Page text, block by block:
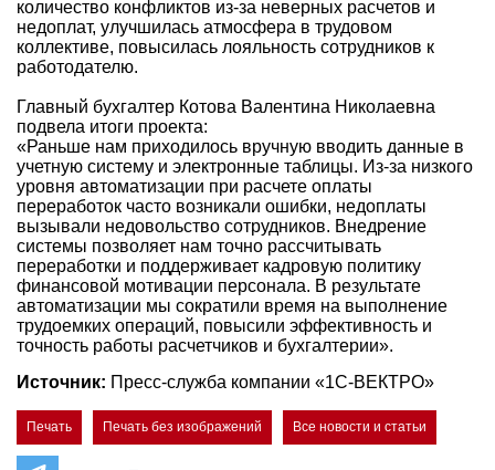
количество конфликтов из-за неверных расчетов и
недоплат, улучшилась атмосфера в трудовом
коллективе, повысилась лояльность сотрудников к
работодателю.
Главный бухгалтер Котова Валентина Николаевна
подвела итоги проекта:
«Раньше нам приходилось вручную вводить данные в
учетную систему и электронные таблицы. Из-за низкого
уровня автоматизации при расчете оплаты
переработок часто возникали ошибки, недоплаты
вызывали недовольство сотрудников. Внедрение
системы позволяет нам точно рассчитывать
переработки и поддерживает кадровую политику
финансовой мотивации персонала. В результате
автоматизации мы сократили время на выполнение
трудоемких операций, повысили эффективность и
точность работы расчетчиков и бухгалтерии».
Источник: Пресс-служба компании «1С-ВЕКТРО»
Печать Печать без изображений Все новости и статьи